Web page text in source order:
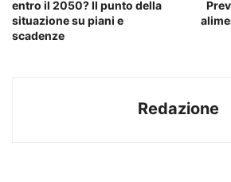
entro il 2050? Il punto della
situazione su piani e
scadenze
Redazione